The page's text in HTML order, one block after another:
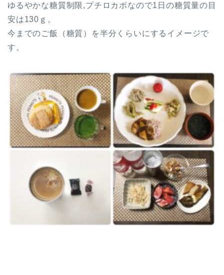
ゆるやかな糖質制限,プチロカボなので1日の糖質量の目
安は130ｇ。
今までのご飯（糖質）を半分くらいにするイメージで
す。